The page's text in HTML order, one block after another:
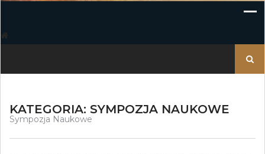
KATEGORIA: SYMPOZJA NAUKOWE
Sympozja Naukowe